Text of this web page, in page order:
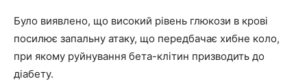
Було виявлено, що високий рівень глюкози в крові
посилює запальну атаку, що передбачає хибне коло,
при якому руйнування бета-клітин призводить до
діабету.